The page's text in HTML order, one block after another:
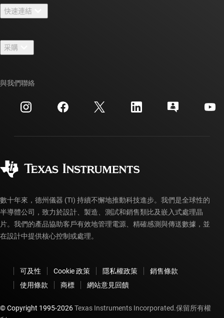
人才招募
新聞室
活動
投資人關系
快速連結
TI E2E™ 設計支援論壇
交互參考搜索
客戶支援中心
myTI 帳戶常見問題解答
采購
訂購 FAQ
與我們聯絡
數十年來，德州儀器 (TI) 持續不懈地推動科技進步。我們是全球性的
半導體公司，致力於設計、製造、測試和銷售類比及嵌入式處理晶
片。我們的產品協助客戶有效地管理電源、精確感測與傳送數據，並
在設計中提供核心控制或處理。
可及性 Cookie 政策 隱私權政策
銷售條款
使用條款
商標 網站意見回饋
© Copyright 1995-2026Texas Instruments Incorporated.保留所有權